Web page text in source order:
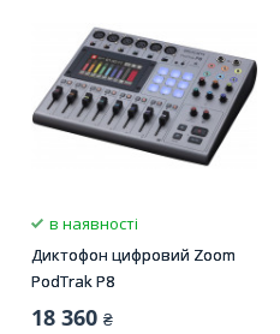
в наявності
Диктофон цифровий Zoom
PodTrak P8
18 360 ₴